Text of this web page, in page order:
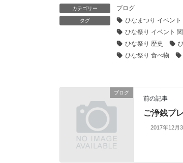
カテゴリー ブログ
タグ ひなまつり イベント
ひな祭り イベント
ひな祭り 歴史
ひな祭り 食べ物
ブログ
前の記事
ご浄銭プ
2017年12月